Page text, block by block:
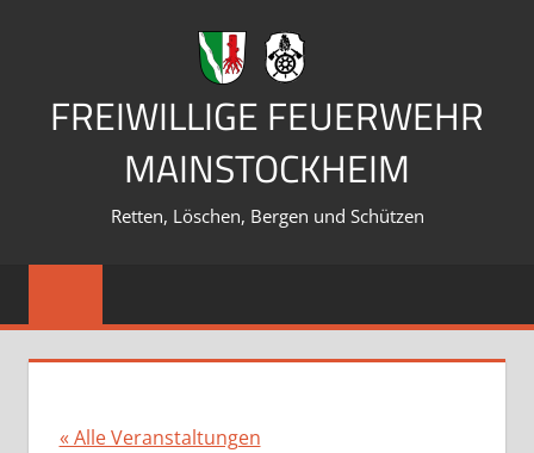
FREIWILLIGE FEUERWEHR
MAINSTOCKHEIM
Retten, Löschen, Bergen und Schützen
« Alle Veranstaltungen